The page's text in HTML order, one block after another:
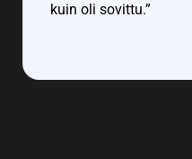
kuin oli sovittu.”